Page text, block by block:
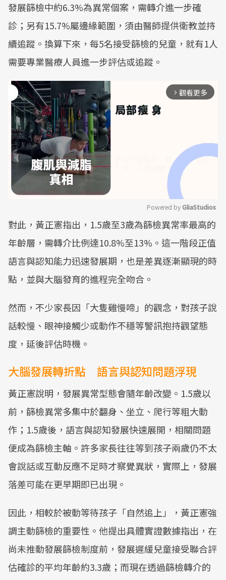
發展篩檢中約6.3%為異常個案，需轉介進一步確
診；另有15.7%屬邊緣範圍，須由醫師提供衛教並持
續追蹤。換算下來，每5名接受篩檢的兒童，就有1人
需要專業醫療人員進一步評估或追蹤。
arrow_forward_ios 觀看更多
Mute
Powered by GliaStudios
對此，黃正憲指出，1.5歲至3歲為篩檢異常率最高的
年齡層，需轉介比例達10.8%至13%。這一階段正值
語言與認知能力迅速發展期，也是差異逐漸顯現的時
點，並與大腦發育的進程完全吻合。
然而，不少家長因「大隻雞慢啼」的觀念，對孩子說
話較慢、眼神接觸少或動作不穩等警訊抱持觀望態
度，延後評估時機。
大腦發展轉折點 語言與認知問題浮現
黃正憲說明，發展異常型態會隨年齡改變。1.5歲以
前，篩檢異常多集中於翻身、坐立、爬行等粗大動
作；1.5歲後，語言與認知發展快速展開，相關問題
便成為篩檢主軸。許多家長往往等到孩子兩歲仍不太
會說話或互動反應不足時才察覺異狀，實際上，發展
落差可能在更早期即已出現。
因此，相較於被動等待孩子「自然追上」，黃正憲強
調主動篩檢的重要性。他提出具體實證數據指出，在
尚未推動發展篩檢制度前，發展遲緩兒童接受聯合評
估確診的平均年齡約3.3歲；而現在透過篩檢轉介的